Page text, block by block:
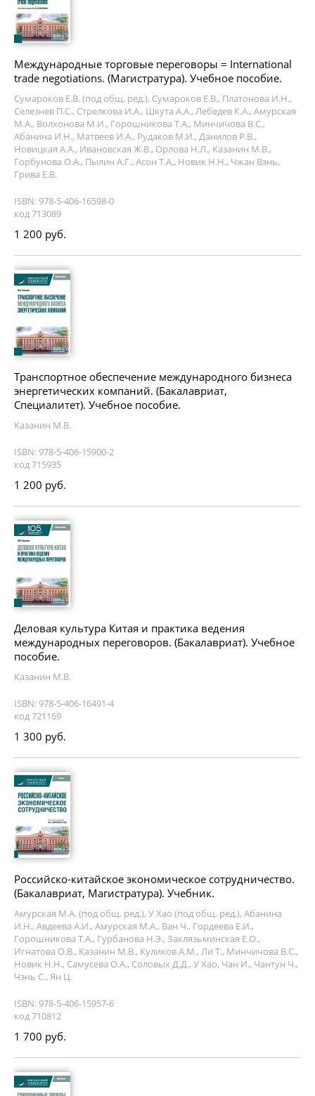
Международные торговые переговоры = International
trade negotiations. (Магистратура). Учебное пособие.
Сумароков Е.В. (под общ. ред.), Сумароков Е.В., Платонова И.Н.,
Селезнев П.С., Стрелкова И.А., Шкута А.А., Лебедев К.А., Амурская
М.А., Волхонова М.И., Горошникова Т.А., Минчичова В.С.,
Абанина И.Н., Матвеев И.А., Рудаков М.И., Данилов Р.В.,
Новицкая А.А., Ивановская Ж.В., Орлова Н.Л., Казанин М.В.,
Горбунова О.А., Пылин А.Г., Асон Т.А., Новик Н.Н., Чжан Вэнь,
Грива Е.В.
ISBN: 978-5-406-16598-0
код 713089
1 200 руб.
Транспортное обеспечение международного бизнеса
энергетических компаний. (Бакалавриат,
Специалитет). Учебное пособие.
Казанин М.В.
ISBN: 978-5-406-15900-2
код 715935
1 200 руб.
Деловая культура Китая и практика ведения
международных переговоров. (Бакалавриат). Учебное
пособие.
Казанин М.В.
ISBN: 978-5-406-16491-4
код 721169
1 300 руб.
Российско-китайское экономическое сотрудничество.
(Бакалавриат, Магистратура). Учебник.
Амурская М.А. (под общ. ред.), У Хао (под общ. ред.), Абанина
И.Н., Авдеева А.И., Амурская М.А., Ван Ч., Гордеева Е.И.,
Горошникова Т.А., Гурбанова Н.Э., Заклязьминская Е.О.,
Игнатова О.В., Казанин М.В., Куликов А.М., Ли Т., Минчичова В.С.,
Новик Н.Н., Самусева О.А., Соловых Д.Д., У Хао, Чан И., Чантун Ч.,
Чэнь С., Ян Ц.
ISBN: 978-5-406-15957-6
код 710812
1 700 руб.